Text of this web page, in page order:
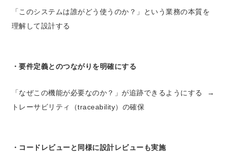
「このシステムは誰がどう使うのか？」という業務の本質を
理解して設計する
・要件定義とのつながりを明確にする
「なぜこの機能が必要なのか？」が追跡できるようにする →
トレーサビリティ（traceability）の確保
・コードレビューと同様に設計レビューも実施